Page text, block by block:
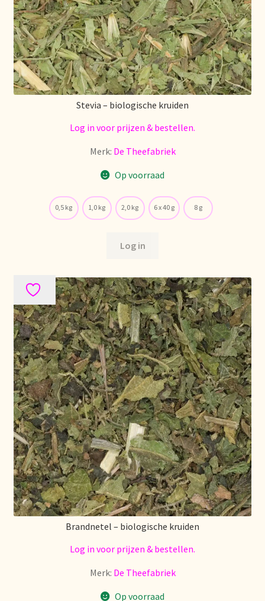
Stevia – biologische kruiden
Log in voor prijzen & bestellen.
Merk: De Theefabriek
Op voorraad
0,5 kg 1,0 kg 2,0 kg 6 x 40 g 8 g
Log in
Brandnetel – biologische kruiden
Log in voor prijzen & bestellen.
Merk: De Theefabriek
Op voorraad